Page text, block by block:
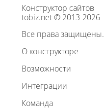
Конструктор сайтов
tobiz.net © 2013-2026
Все права защищены.
О конструкторе
Возможности
Интеграции
Команда